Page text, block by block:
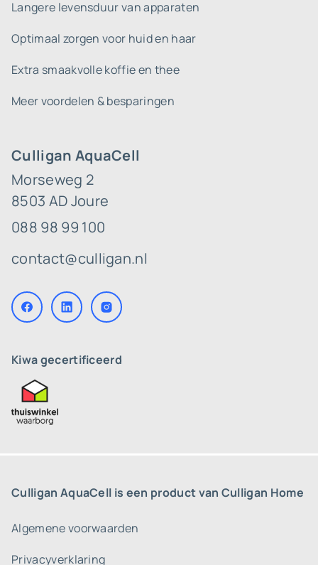
Culligan AquaCell
Morseweg 2
8503 AD Joure
088 98 99 100
contact@culligan.nl
Kiwa gecertificeerd
Langere levensduur van apparaten
Optimaal zorgen voor huid en haar
Extra smaakvolle koffie en thee
Meer voordelen & besparingen
Culligan AquaCell is een product van Culligan Home
Algemene voorwaarden
Privacyverklaring